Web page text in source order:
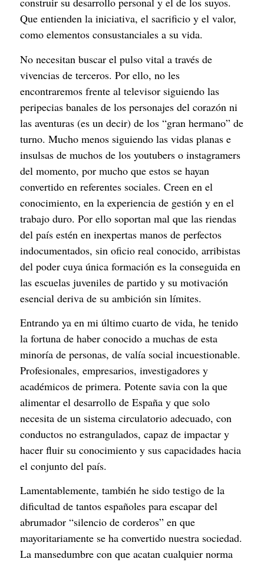
Que entienden la iniciativa, el sacrificio y el valor,
como elementos consustanciales a su vida.
No necesitan buscar el pulso vital a través de
vivencias de terceros. Por ello, no les
encontraremos frente al televisor siguiendo las
peripecias banales de los personajes del corazón ni
las aventuras (es un decir) de los “gran hermano” de
turno. Mucho menos siguiendo las vidas planas e
insulsas de muchos de los youtubers o instagramers
del momento, por mucho que estos se hayan
convertido en referentes sociales. Creen en el
conocimiento, en la experiencia de gestión y en el
trabajo duro. Por ello soportan mal que las riendas
del país estén en inexpertas manos de perfectos
indocumentados, sin oficio real conocido, arribistas
del poder cuya única formación es la conseguida en
las escuelas juveniles de partido y su motivación
esencial deriva de su ambición sin límites.
Entrando ya en mi último cuarto de vida, he tenido
la fortuna de haber conocido a muchas de esta
minoría de personas, de valía social incuestionable.
Profesionales, empresarios, investigadores y
académicos de primera. Potente savia con la que
alimentar el desarrollo de España y que solo
necesita de un sistema circulatorio adecuado, con
conductos no estrangulados, capaz de impactar y
hacer fluir su conocimiento y sus capacidades hacia
el conjunto del país.
Lamentablemente, también he sido testigo de la
dificultad de tantos españoles para escapar del
abrumador “silencio de corderos” en que
mayoritariamente se ha convertido nuestra sociedad.
La mansedumbre con que acatan cualquier norma